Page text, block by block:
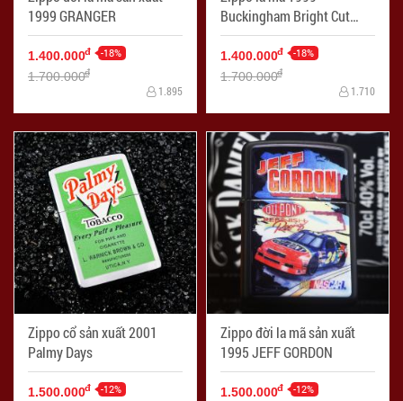
1999 GRANGER
1.400.000đ -18%
1.700.000đ
1.895
Buckingham Bright Cut
Plug
1.400.000đ -18%
1.700.000đ
1.710
Zippo cổ sản xuất 2001
Palmy Days
1.500.000đ -12%
Zippo đời la mã sản xuất
1995 JEFF GORDON
1.500.000đ -12%